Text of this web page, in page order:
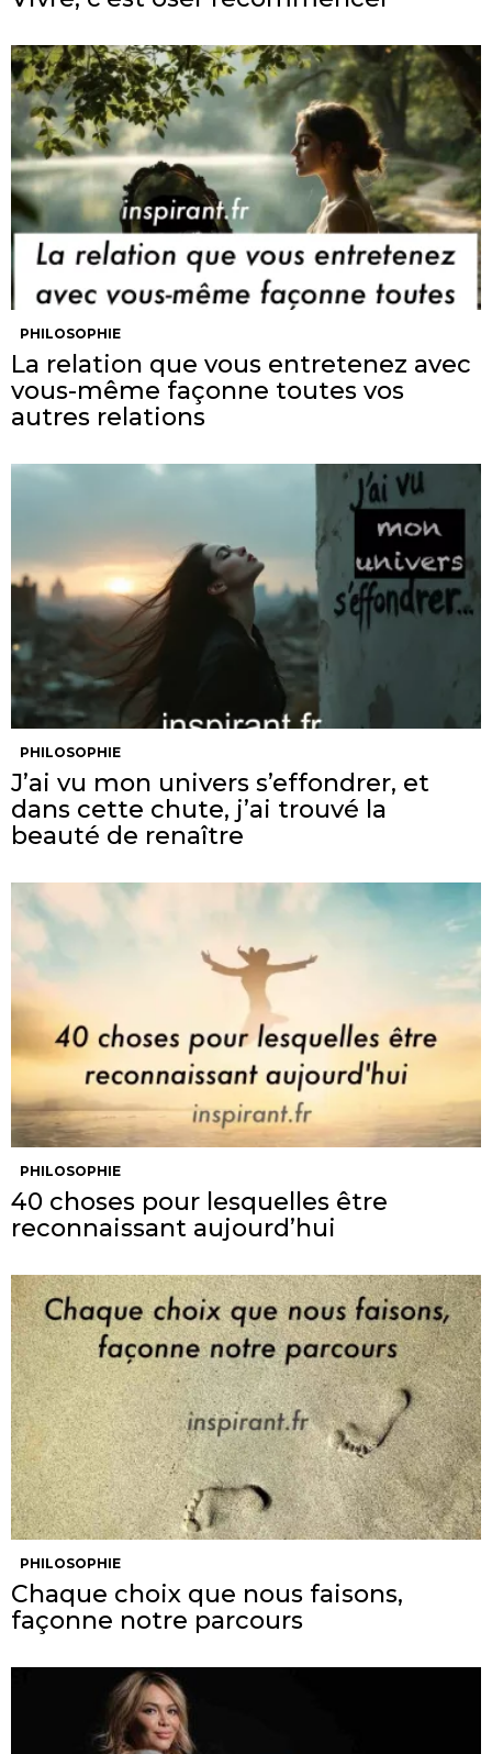
PHILOSOPHIE
La relation que vous entretenez avec
vous-même façonne toutes vos
autres relations
PHILOSOPHIE
J’ai vu mon univers s’effondrer, et
dans cette chute, j’ai trouvé la
beauté de renaître
PHILOSOPHIE
40 choses pour lesquelles être
reconnaissant aujourd’hui
PHILOSOPHIE
Chaque choix que nous faisons,
façonne notre parcours